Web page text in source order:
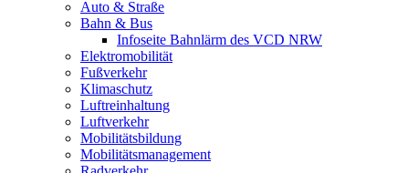
Auto & Straße
Bahn & Bus
Infoseite Bahnlärm des VCD NRW
Elektromobilität
Fußverkehr
Klimaschutz
Luftreinhaltung
Luftverkehr
Mobilitätsbildung
Mobilitätsmanagement